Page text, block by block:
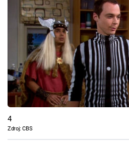
4
Zdroj: CBS